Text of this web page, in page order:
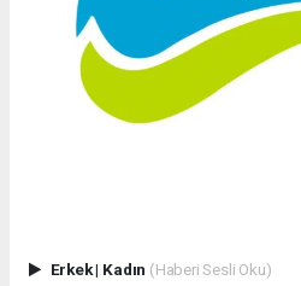
Erkek| Kadın (Haberi Sesli Oku)